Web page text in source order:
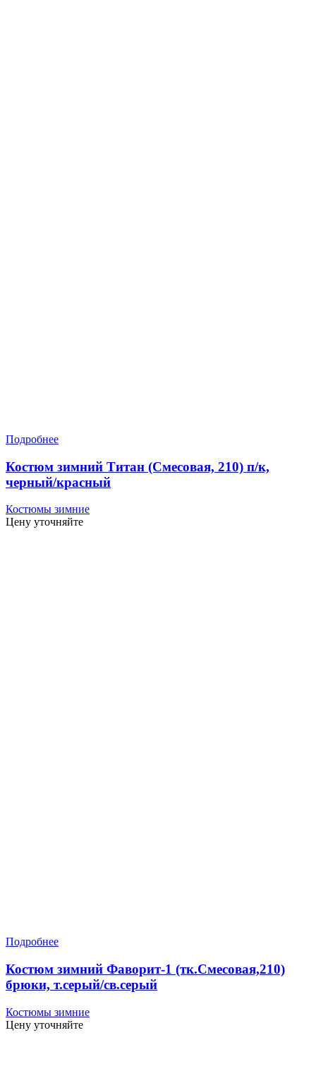
Подробнее
Костюм зимний Титан (Смесовая, 210) п/к,
черный/красный
Костюмы зимние
Цену уточняйте
Подробнее
Костюм зимний Фаворит-1 (тк.Смесовая,210)
брюки, т.серый/св.серый
Костюмы зимние
Цену уточняйте